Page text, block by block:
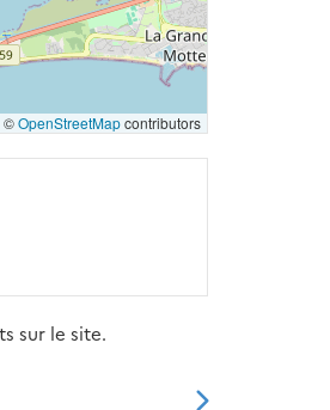
©OpenStreetMapcontributors
sur le site.